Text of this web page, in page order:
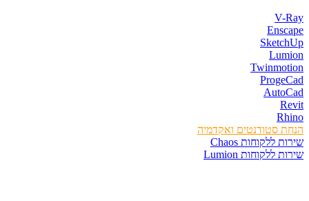
V-Ray
Enscape
SketchUp
Lumion
Twinmotion
ProgeCad
AutoCad
Revit
Rhino
הנחת סטודנטים ואקדמיה
שירות ללקוחות Chaos
שירות ללקוחות Lumion